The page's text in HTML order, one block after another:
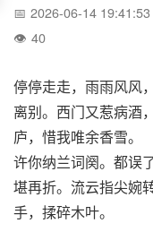
2026-06-14 19:41:53
40
停停走走，雨雨风风
离别。西门又惹病酒
庐，惜我唯余香雪。
许你纳兰词阕。都误
堪再折。流云指尖婉
手，揉碎木叶。